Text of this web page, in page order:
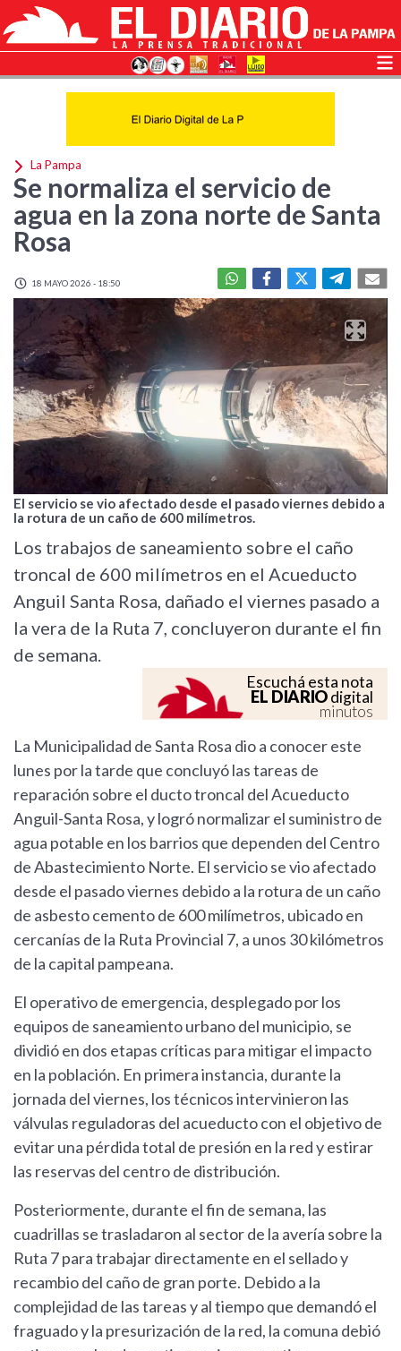
La Pampa
Se normaliza el servicio de
agua en la zona norte de Santa
Rosa
18 MAYO 2026 - 18:50
El servicio se vio afectado desde el pasado viernes debido a
la rotura de un caño de 600 milímetros.
Los trabajos de saneamiento sobre el caño
troncal de 600 milímetros en el Acueducto
Anguil Santa Rosa, dañado el viernes pasado a
la vera de la Ruta 7, concluyeron durante el fin
de semana.
Escuchá esta nota
EL DIARIOdigital
minutos
La Municipalidad de Santa Rosa dio a conocer este
lunes por la tarde que concluyó las tareas de
reparación sobre el ducto troncal del Acueducto
Anguil-Santa Rosa, y logró normalizar el suministro de
agua potable en los barrios que dependen del Centro
de Abastecimiento Norte. El servicio se vio afectado
desde el pasado viernes debido a la rotura de un caño
de asbesto cemento de 600 milímetros, ubicado en
cercanías de la Ruta Provincial 7, a unos 30 kilómetros
de la capital pampeana.
El operativo de emergencia, desplegado por los
equipos de saneamiento urbano del municipio, se
dividió en dos etapas críticas para mitigar el impacto
en la población. En primera instancia, durante la
jornada del viernes, los técnicos intervinieron las
válvulas reguladoras del acueducto con el objetivo de
evitar una pérdida total de presión en la red y estirar
las reservas del centro de distribución.
Posteriormente, durante el fin de semana, las
cuadrillas se trasladaron al sector de la avería sobre la
Ruta 7 para trabajar directamente en el sellado y
recambio del caño de gran porte. Debido a la
complejidad de las tareas y al tiempo que demandó el
fraguado y la presurización de la red, la comuna debió